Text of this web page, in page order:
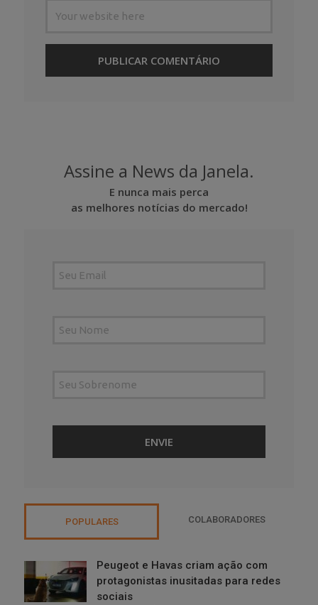
Assine a News da Janela.
E nunca mais perca
as melhores notícias do mercado!
POPULARES COLABORADORES
Peugeot e Havas criam ação com
protagonistas inusitadas para redes
sociais